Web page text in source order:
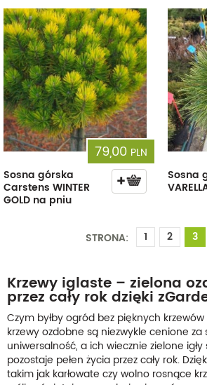
79,00 PLN
Sosna górska
Carstens WINTER
GOLD na pniu
Sosna
STRONA: 1 2 3
Krzewy iglaste – zielona
przez cały rok dzięki
Czym byłby ogród bez pięknych
krzewy ozdobne są niezwykle cenione za
uniwersalność, a ich wiecznie zielone
pozostaje pełen życia przez cały rok.
takim jak karłowate czy wolno rosnące